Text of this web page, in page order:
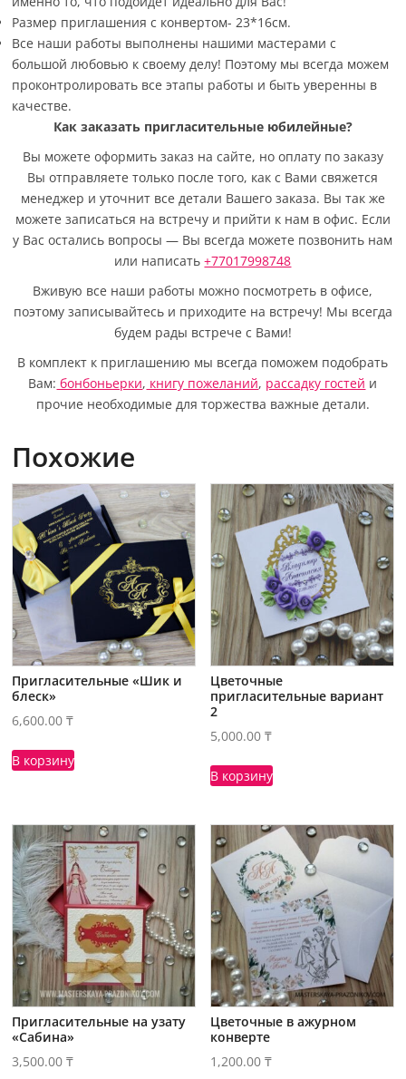
Размер приглашения с конвертом- 23*16см.
Все наши работы выполнены нашими мастерами с
большой любовью к своему делу! Поэтому мы всегда можем
проконтролировать все этапы работы и быть уверенны в
качестве.
Как заказать пригласительные юбилейные?
Вы можете оформить заказ на сайте, но оплату по заказу
Вы отправляете только после того, как с Вами свяжется
менеджер и уточнит все детали Вашего заказа. Вы так же
можете записаться на встречу и прийти к нам в офис. Если
у Вас остались вопросы — Вы всегда можете позвонить нам
или написать+77017998748
Вживую все наши работы можно посмотреть в офисе,
поэтому записывайтесь и приходите на встречу! Мы всегда
будем рады встрече с Вами!
В комплект к приглашению мы всегда поможем подобрать
Вам: бонбоньерки, книгу пожеланий, рассадку гостей и
прочие необходимые для торжества важные детали.
Похожие
Пригласительные «Шик и
блеск»
6,600.00₸
В корзину
Цветочные
пригласительные вариант
2
5,000.00₸
В корзину
Пригласительные на узату
«Сабина»
3,500.00₸
Цветочные в ажурном
конверте
1,200.00₸